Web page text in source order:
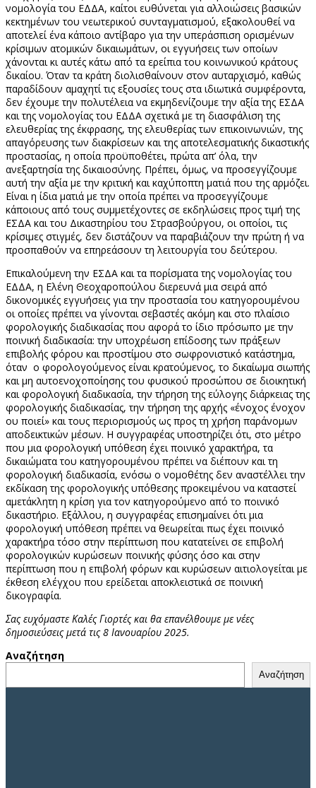
νομολογία του ΕΔΔΑ, καίτοι ευθύνεται για αλλοιώσεις βασικών
κεκτημένων του νεωτερικού συνταγματισμού, εξακολουθεί να
αποτελεί ένα κάποιο αντίβαρο για την υπεράσπιση ορισμένων
κρίσιμων ατομικών δικαιωμάτων, οι εγγυήσεις των οποίων
χάνονται κι αυτές κάτω από τα ερείπια του κοινωνικού κράτους
δικαίου. Όταν τα κράτη διολισθαίνουν στον αυταρχισμό, καθώς
παραδίδουν αμαχητί τις εξουσίες τους στα ιδιωτικά συμφέροντα,
δεν έχουμε την πολυτέλεια να εκμηδενίζουμε την αξία της ΕΣΔΑ
και της νομολογίας του ΕΔΔΑ σχετικά με τη διασφάλιση της
ελευθερίας της έκφρασης, της ελευθερίας των επικοινωνιών, της
απαγόρευσης των διακρίσεων και της αποτελεσματικής δικαστικής
προστασίας, η οποία προϋποθέτει, πρώτα απ’ όλα, την
ανεξαρτησία της δικαιοσύνης. Πρέπει, όμως, να προσεγγίζουμε
αυτή την αξία με την κριτική και καχύποπτη ματιά που της αρμόζει.
Είναι η ίδια ματιά με την οποία πρέπει να προσεγγίζουμε
κάποιους από τους συμμετέχοντες σε εκδηλώσεις προς τιμή της
ΕΣΔΑ και του Δικαστηρίου του Στρασβούργου, οι οποίοι, τις
κρίσιμες στιγμές, δεν διστάζουν να παραβιάζουν την πρώτη ή να
προσπαθούν να επηρεάσουν τη λειτουργία του δεύτερου.
Επικαλούμενη την ΕΣΔΑ και τα πορίσματα της νομολογίας του
ΕΔΔΑ, η Ελένη Θεοχαροπούλου διερευνά μια σειρά από
δικονομικές εγγυήσεις για την προστασία του κατηγορουμένου
οι οποίες πρέπει να γίνονται σεβαστές ακόμη και στο πλαίσιο
φορολογικής διαδικασίας που αφορά το ίδιο πρόσωπο με την
ποινική διαδικασία: την υποχρέωση επίδοσης των πράξεων
επιβολής φόρου και προστίμου στο σωφρονιστικό κατάστημα,
όταν ο φορολογούμενος είναι κρατούμενος, το δικαίωμα σιωπής
και μη αυτοενοχοποίησης του φυσικού προσώπου σε διοικητική
και φορολογική διαδικασία, την τήρηση της εύλογης διάρκειας της
φορολογικής διαδικασίας, την τήρηση της αρχής «ένοχος ένοχον
ου ποιεί» και τους περιορισμούς ως προς τη χρήση παράνομων
αποδεικτικών μέσων. Η συγγραφέας υποστηρίζει ότι, στο μέτρο
που μια φορολογική υπόθεση έχει ποινικό χαρακτήρα, τα
δικαιώματα του κατηγορουμένου πρέπει να διέπουν και τη
φορολογική διαδικασία, ενόσω ο νομοθέτης δεν αναστέλλει την
εκδίκαση της φορολογικής υπόθεσης προκειμένου να καταστεί
αμετάκλητη η κρίση για τον κατηγορούμενο από το ποινικό
δικαστήριο. Εξάλλου, η συγγραφέας επισημαίνει ότι μια
φορολογική υπόθεση πρέπει να θεωρείται πως έχει ποινικό
χαρακτήρα τόσο στην περίπτωση που κατατείνει σε επιβολή
φορολογικών κυρώσεων ποινικής φύσης όσο και στην
περίπτωση που η επιβολή φόρων και κυρώσεων αιτιολογείται με
έκθεση ελέγχου που ερείδεται αποκλειστικά σε ποινική
δικογραφία.
Σας ευχόμαστε Καλές Γιορτές και θα επανέλθουμε με νέες
δημοσιεύσεις μετά τις 8 Ιανουαρίου 2025.
Αναζήτηση
Αναζήτηση